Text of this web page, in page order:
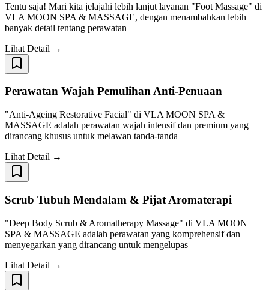
Tentu saja! Mari kita jelajahi lebih lanjut layanan "Foot Massage" di
VLA MOON SPA & MASSAGE, dengan menambahkan lebih
banyak detail tentang perawatan
Lihat Detail →
Perawatan Wajah Pemulihan Anti-Penuaan
"Anti-Ageing Restorative Facial" di VLA MOON SPA &
MASSAGE adalah perawatan wajah intensif dan premium yang
dirancang khusus untuk melawan tanda-tanda
Lihat Detail →
Scrub Tubuh Mendalam & Pijat Aromaterapi
"Deep Body Scrub & Aromatherapy Massage" di VLA MOON
SPA & MASSAGE adalah perawatan yang komprehensif dan
menyegarkan yang dirancang untuk mengelupas
Lihat Detail →